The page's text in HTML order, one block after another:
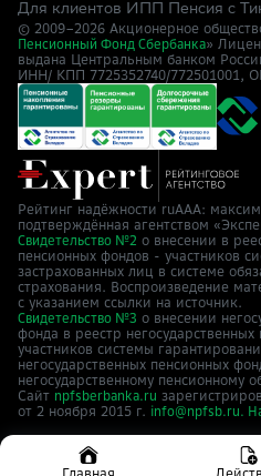
Для клиентов ИПП Пенсия с
© 2009–2026 Акционерное
Пенсионный Фонд Сбербанка»
выдана Центральным банком
ИНН/ КПП 7725352740/772501001,
Рейтинг надёжности ruAAA:
подтверждённая агентством
Свидетельство №2 о внесении в
пенсионных фондов - участников
застрахованных лиц в системе
страхования. Воспроизведение
с указанием ссылки на источник.
Свидетельство №3 о внесении
фонда в реестр
участников системы
негосударственных пенсионных
негосударственному пенсионному
Сайт npfsberbanka.ru
от 2 ноября 2015 г. info@npfsb.ru.